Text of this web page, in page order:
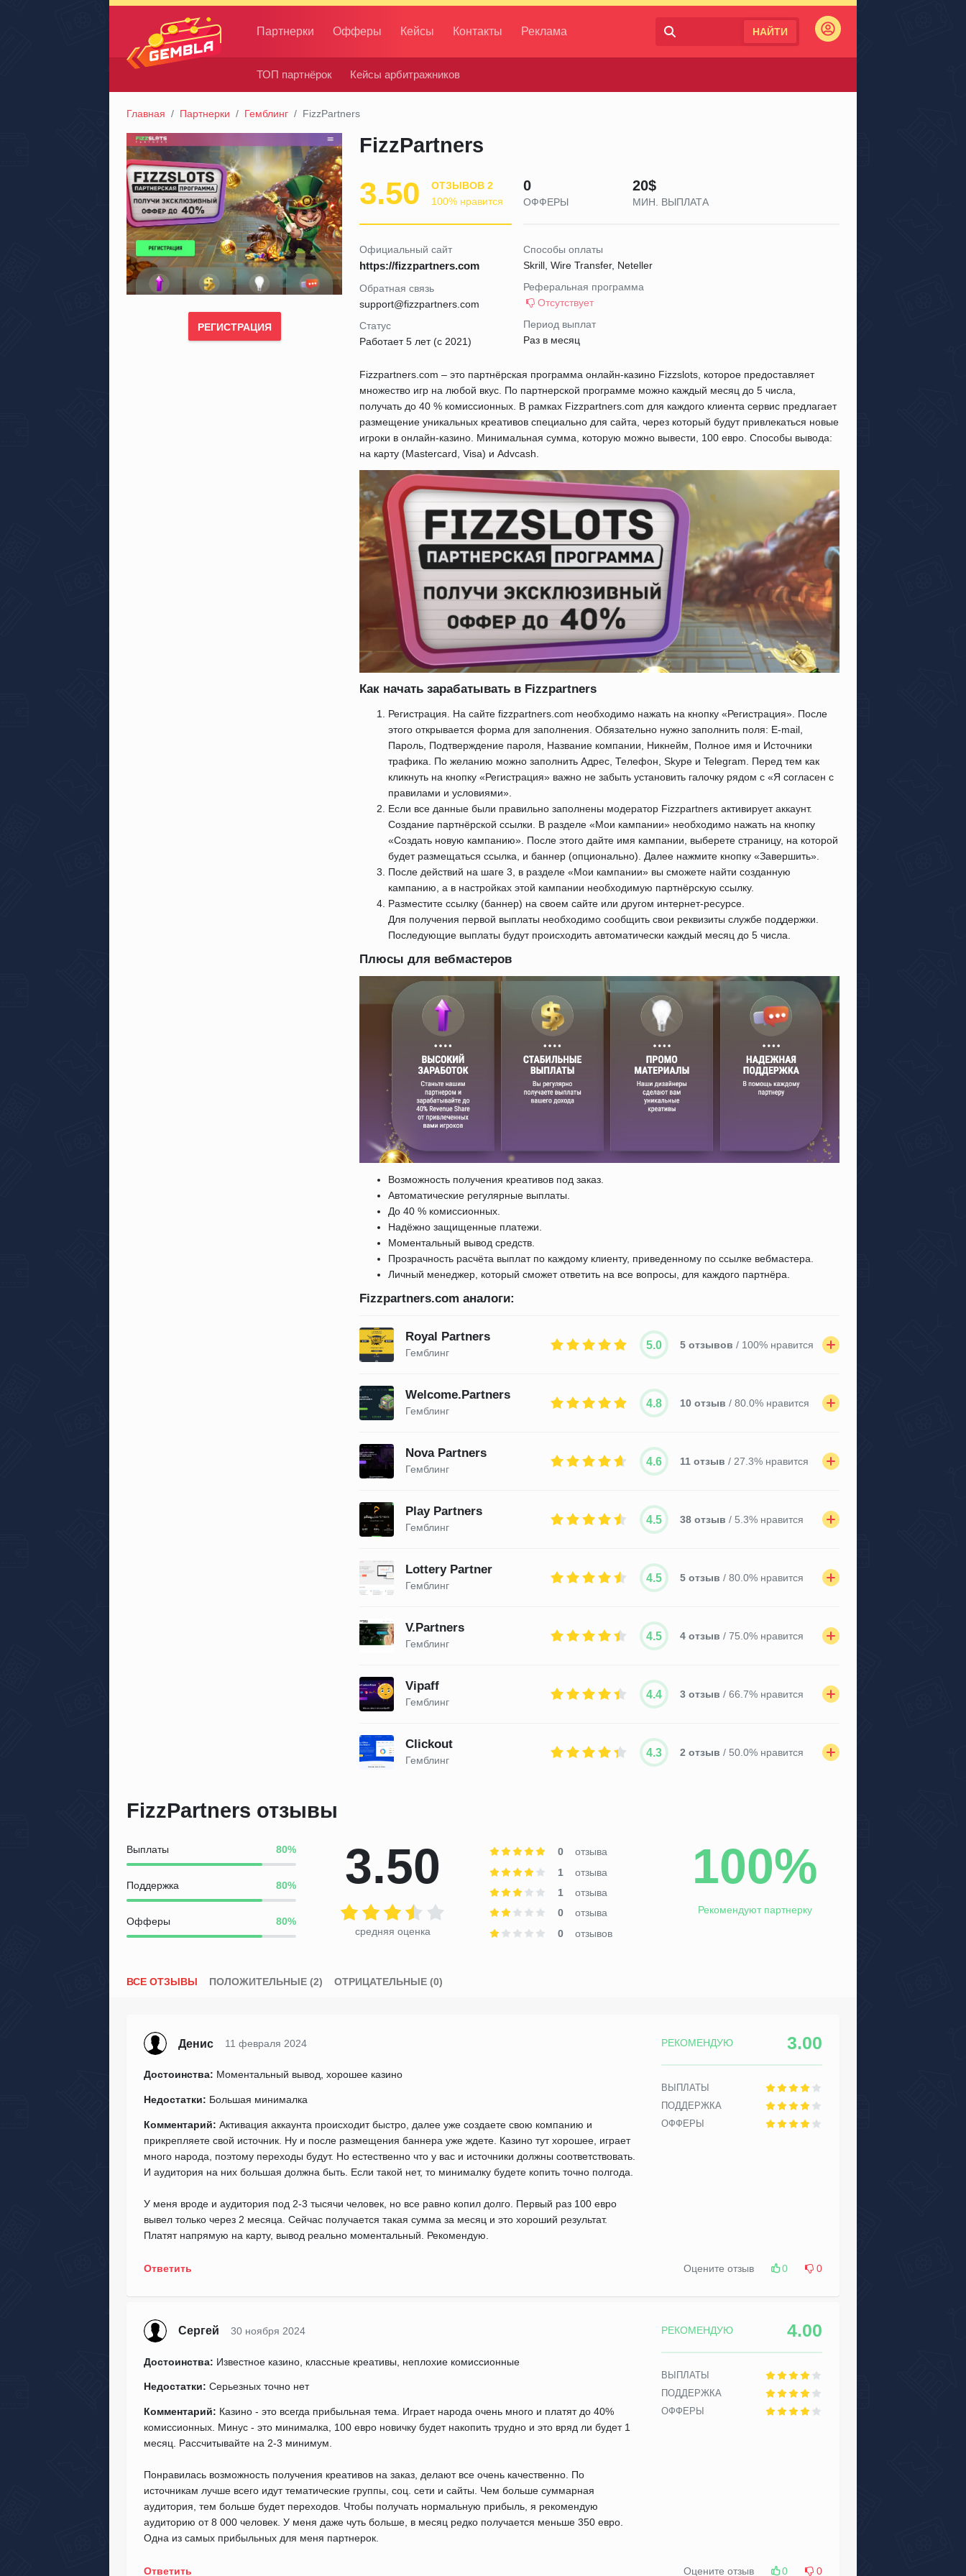
Партнерки Офферы Кейсы Контакты Реклама НАЙТИ Войти
ТОП партнёрок Кейсы арбитражников
Главная Партнерки Гемблинг FizzPartners
FizzPartners
3.50
ОТЗЫВОВ 2
100% нравится
0
ОФФЕРЫ
20$
МИН. ВЫПЛАТА
Официальный сайт
https://fizzpartners.com
Обратная связь
support@fizzpartners.com
Статус
Работает 5 лет (с 2021)
Способы оплаты
Skrill, Wire Transfer, Neteller
Реферальная программа
Отсутствует
Период выплат
Раз в месяц
Fizzpartners.com – это партнёрская программа онлайн-казино Fizzslots, которое предоставляет
множество игр на любой вкус. По партнерской программе можно каждый месяц до 5 числа,
получать до 40 % комиссионных. В рамках Fizzpartners.com для каждого клиента сервис предлагает
размещение уникальных креативов специально для сайта, через который будут привлекаться новые
игроки в онлайн-казино. Минимальная сумма, которую можно вывести, 100 евро. Способы вывода:
на карту (Mastercard, Visa) и Advcash.
Как начать зарабатывать в Fizzpartners
Регистрация. На сайте fizzpartners.com необходимо нажать на кнопку «Регистрация». После
этого открывается форма для заполнения. Обязательно нужно заполнить поля: E-mail,
Пароль, Подтверждение пароля, Название компании, Никнейм, Полное имя и Источники
трафика. По желанию можно заполнить Адрес, Телефон, Skype и Telegram. Перед тем как
кликнуть на кнопку «Регистрация» важно не забыть установить галочку рядом с «Я согласен с
правилами и условиями».
Если все данные были правильно заполнены модератор Fizzpartners активирует аккаунт.
Создание партнёрской ссылки. В разделе «Мои кампании» необходимо нажать на кнопку
«Создать новую кампанию». После этого дайте имя кампании, выберете страницу, на которой
будет размещаться ссылка, и баннер (опционально). Далее нажмите кнопку «Завершить».
После действий на шаге 3, в разделе «Мои кампании» вы сможете найти созданную
кампанию, а в настройках этой кампании необходимую партнёрскую ссылку.
Разместите ссылку (баннер) на своем сайте или другом интернет-ресурсе.
Для получения первой выплаты необходимо сообщить свои реквизиты службе поддержки.
Последующие выплаты будут происходить автоматически каждый месяц до 5 числа.
Плюсы для вебмастеров
Возможность получения креативов под заказ.
Автоматические регулярные выплаты.
До 40 % комиссионных.
Надёжно защищенные платежи.
Моментальный вывод средств.
Прозрачность расчёта выплат по каждому клиенту, приведенному по ссылке вебмастера.
Личный менеджер, который сможет ответить на все вопросы, для каждого партнёра.
Fizzpartners.com аналоги:
Royal Partners
Гемблинг
5.0 5 отзывов / 100% нравится
Welcome.Partners
Гемблинг
4.8 10 отзыв / 80.0% нравится
Nova Partners
Гемблинг
4.6 11 отзыв / 27.3% нравится
Play Partners
Гемблинг
4.5 38 отзыв / 5.3% нравится
Lottery Partner
Гемблинг
4.5 5 отзыв / 80.0% нравится
V.Partners
Гемблинг
4.5 4 отзыв / 75.0% нравится
Vipaff
Гемблинг
4.4 3 отзыв / 66.7% нравится
Clickout
Гемблинг
4.3 2 отзыв / 50.0% нравится
РЕГИСТРАЦИЯ
FizzPartners отзывы
Выплаты
Поддержка
Офферы
3.50
средняя оценка
0
отзыва
1
отзыва
1
отзыва
0
отзыва
0
отзывов
100%
Рекомендуют партнерку
ВСЕ ОТЗЫВЫ ПОЛОЖИТЕЛЬНЫЕ (2) ОТРИЦАТЕЛЬНЫЕ (0)
Денис 11 февраля 2024
Достоинства: Моментальный вывод, хорошее казино
Недостатки: Большая минималка
Комментарий: Активация аккаунта происходит быстро, далее уже создаете свою компанию и
прикрепляете свой источник. Ну и после размещения баннера уже ждете. Казино тут хорошее, играет
много народа, поэтому переходы будут. Но естественно что у вас и источники должны соответствовать.
И аудитория на них большая должна быть. Если такой нет, то минималку будете копить точно полгода.
У меня вроде и аудитория под 2-3 тысячи человек, но все равно копил долго. Первый раз 100 евро
вывел только через 2 месяца. Сейчас получается такая сумма за месяц и это хороший результат.
Платят напрямую на карту, вывод реально моментальный. Рекомендую.
РЕКОМЕНДУЮ 3.00
ВЫПЛАТЫ
ПОДДЕРЖКА
ОФФЕРЫ
Ответить Оцените отзыв 0 0
Сергей 30 ноября 2024
Достоинства: Известное казино, классные креативы, неплохие комиссионные
Недостатки: Серьезных точно нет
Комментарий: Казино - это всегда прибыльная тема. Играет народа очень много и платят до 40%
комиссионных. Минус - это минималка, 100 евро новичку будет накопить трудно и это вряд ли будет 1
месяц. Рассчитывайте на 2-3 минимум.
Понравилась возможность получения креативов на заказ, делают все очень качественно. По
источникам лучше всего идут тематические группы, соц. сети и сайты. Чем больше суммарная
аудитория, тем больше будет переходов. Чтобы получать нормальную прибыль, я рекомендую
аудиторию от 8 000 человек. У меня даже чуть больше, в месяц редко получается меньше 350 евро.
Одна из самых прибыльных для меня партнерок.
РЕКОМЕНДУЮ 4.00
ВЫПЛАТЫ
ПОДДЕРЖКА
ОФФЕРЫ
Ответить Оцените отзыв 0 0